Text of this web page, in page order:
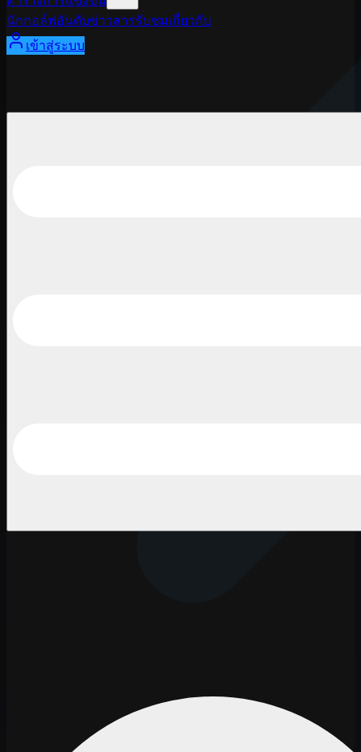
นักกอล์ฟอันดับข่าวสารรับชมเกี่ยวกับ
เข้าสู่ระบบ